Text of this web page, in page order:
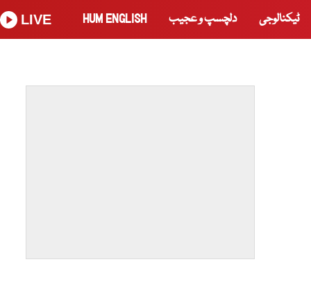
ٹیکنالوجی دلچسپ و عجیب HUM ENGLISH
LIVE